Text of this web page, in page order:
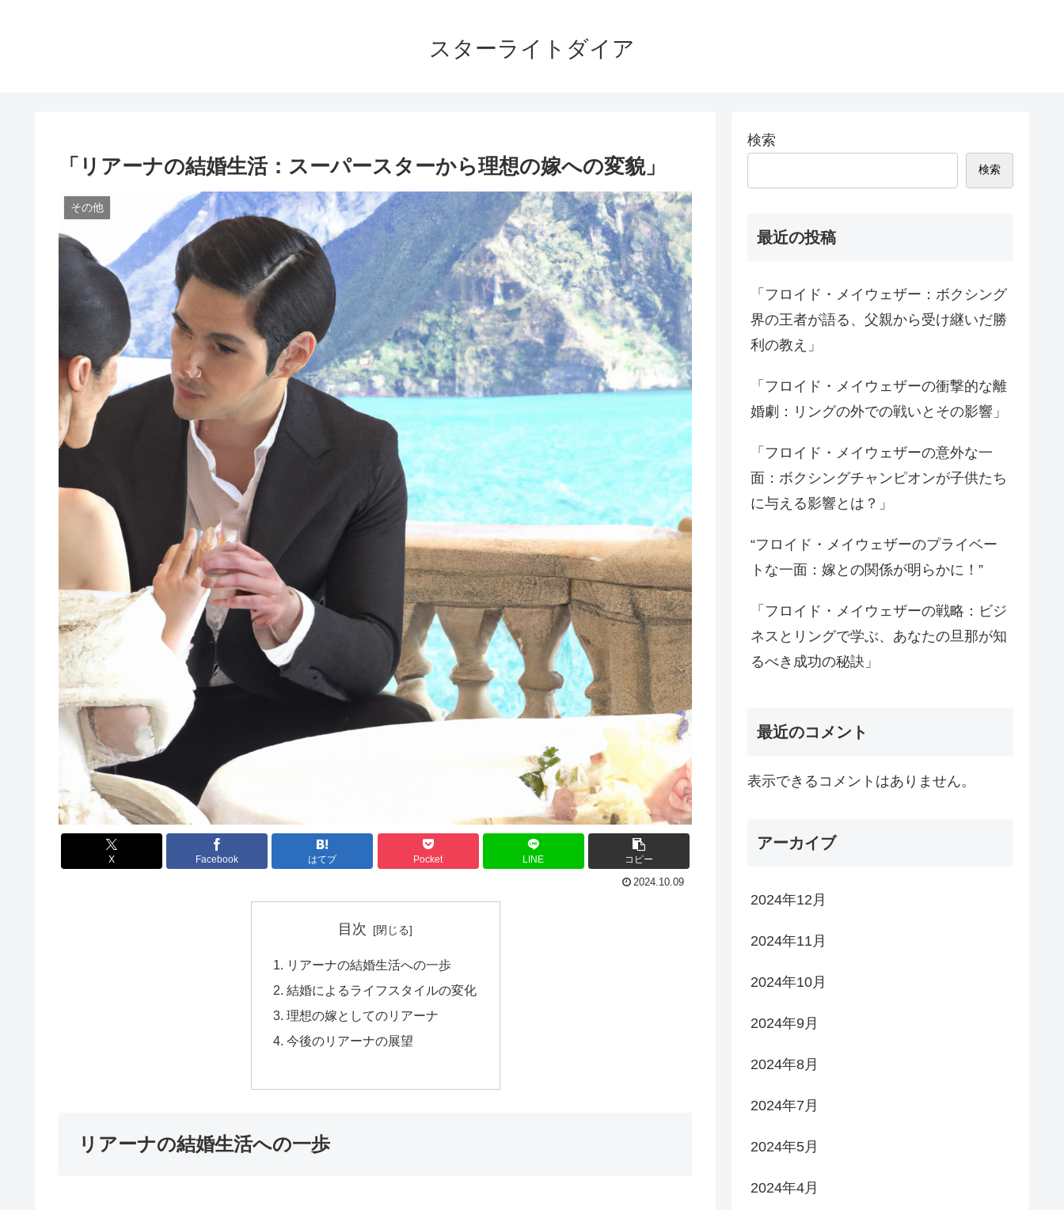
スターライトダイア
「リアーナの結婚生活：スーパースターから理想の嫁への変貌」
その他
X Facebook はてブ Pocket LINE コピー
2024.10.09
目次
リアーナの結婚生活への一歩
結婚によるライフスタイルの変化
理想の嫁としてのリアーナ
今後のリアーナの展望
リアーナの結婚生活への一歩
検索
検索
最近の投稿
「フロイド・メイウェザー：ボクシング
界の王者が語る、父親から受け継いだ勝
利の教え」
「フロイド・メイウェザーの衝撃的な離
婚劇：リングの外での戦いとその影響」
「フロイド・メイウェザーの意外な一
面：ボクシングチャンピオンが子供たち
に与える影響とは？」
“フロイド・メイウェザーのプライベー
トな一面：嫁との関係が明らかに！”
「フロイド・メイウェザーの戦略：ビジ
ネスとリングで学ぶ、あなたの旦那が知
るべき成功の秘訣」
最近のコメント
表示できるコメントはありません。
アーカイブ
2024年12月
2024年11月
2024年10月
2024年9月
2024年8月
2024年7月
2024年5月
2024年4月